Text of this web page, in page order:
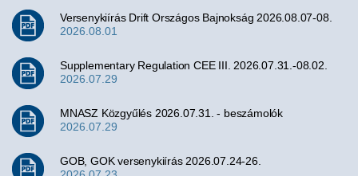
Versenykiírás Drift Országos Bajnokság 2026.08.07-08.
2026.08.01
Supplementary Regulation CEE III. 2026.07.31.-08.02.
2026.07.29
MNASZ Közgyűlés 2026.07.31. - beszámolók
2026.07.29
GOB, GOK versenykiírás 2026.07.24-26.